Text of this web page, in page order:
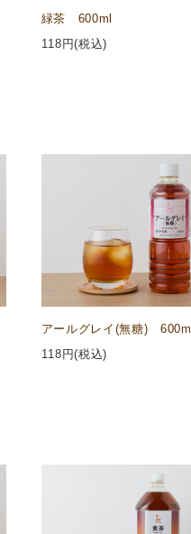
緑茶 600ml
118 円(税込)
アールグレイ(無糖) 600ml
118 円(税込)